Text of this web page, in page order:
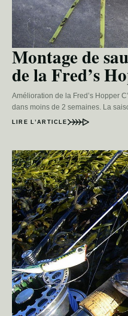
Montage de
de la Fred’s
Amélioration de la Fred’s Hopper
dans moins de 2 semaines. La
LIRE L’ARTICLE